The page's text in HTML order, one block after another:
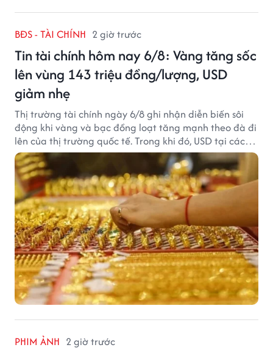
BĐS - TÀI CHÍNH 2 giờ trước
Tin tài chính hôm nay 6/8: Vàng tăng sốc
lên vùng 143 triệu đồng/lượng, USD
giảm nhẹ
Thị trường tài chính ngày 6/8 ghi nhận diễn biến sôi
động khi vàng và bạc đồng loạt tăng mạnh theo đà đi
lên của thị trường quốc tế. Trong khi đó, USD tại các
ngân hàng tiếp tục hạ nhiệt dù tỷ giá trung tâm lập
đỉnh mới.
PHIM ẢNH 2 giờ trước